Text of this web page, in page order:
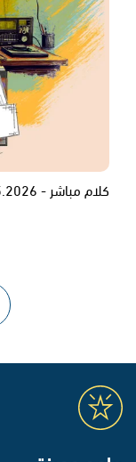
كلام مباشر - 17.05.2026